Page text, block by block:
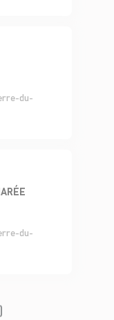
du-
du-